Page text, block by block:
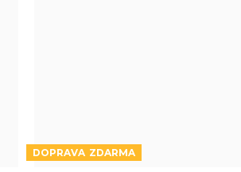
ZDARMA